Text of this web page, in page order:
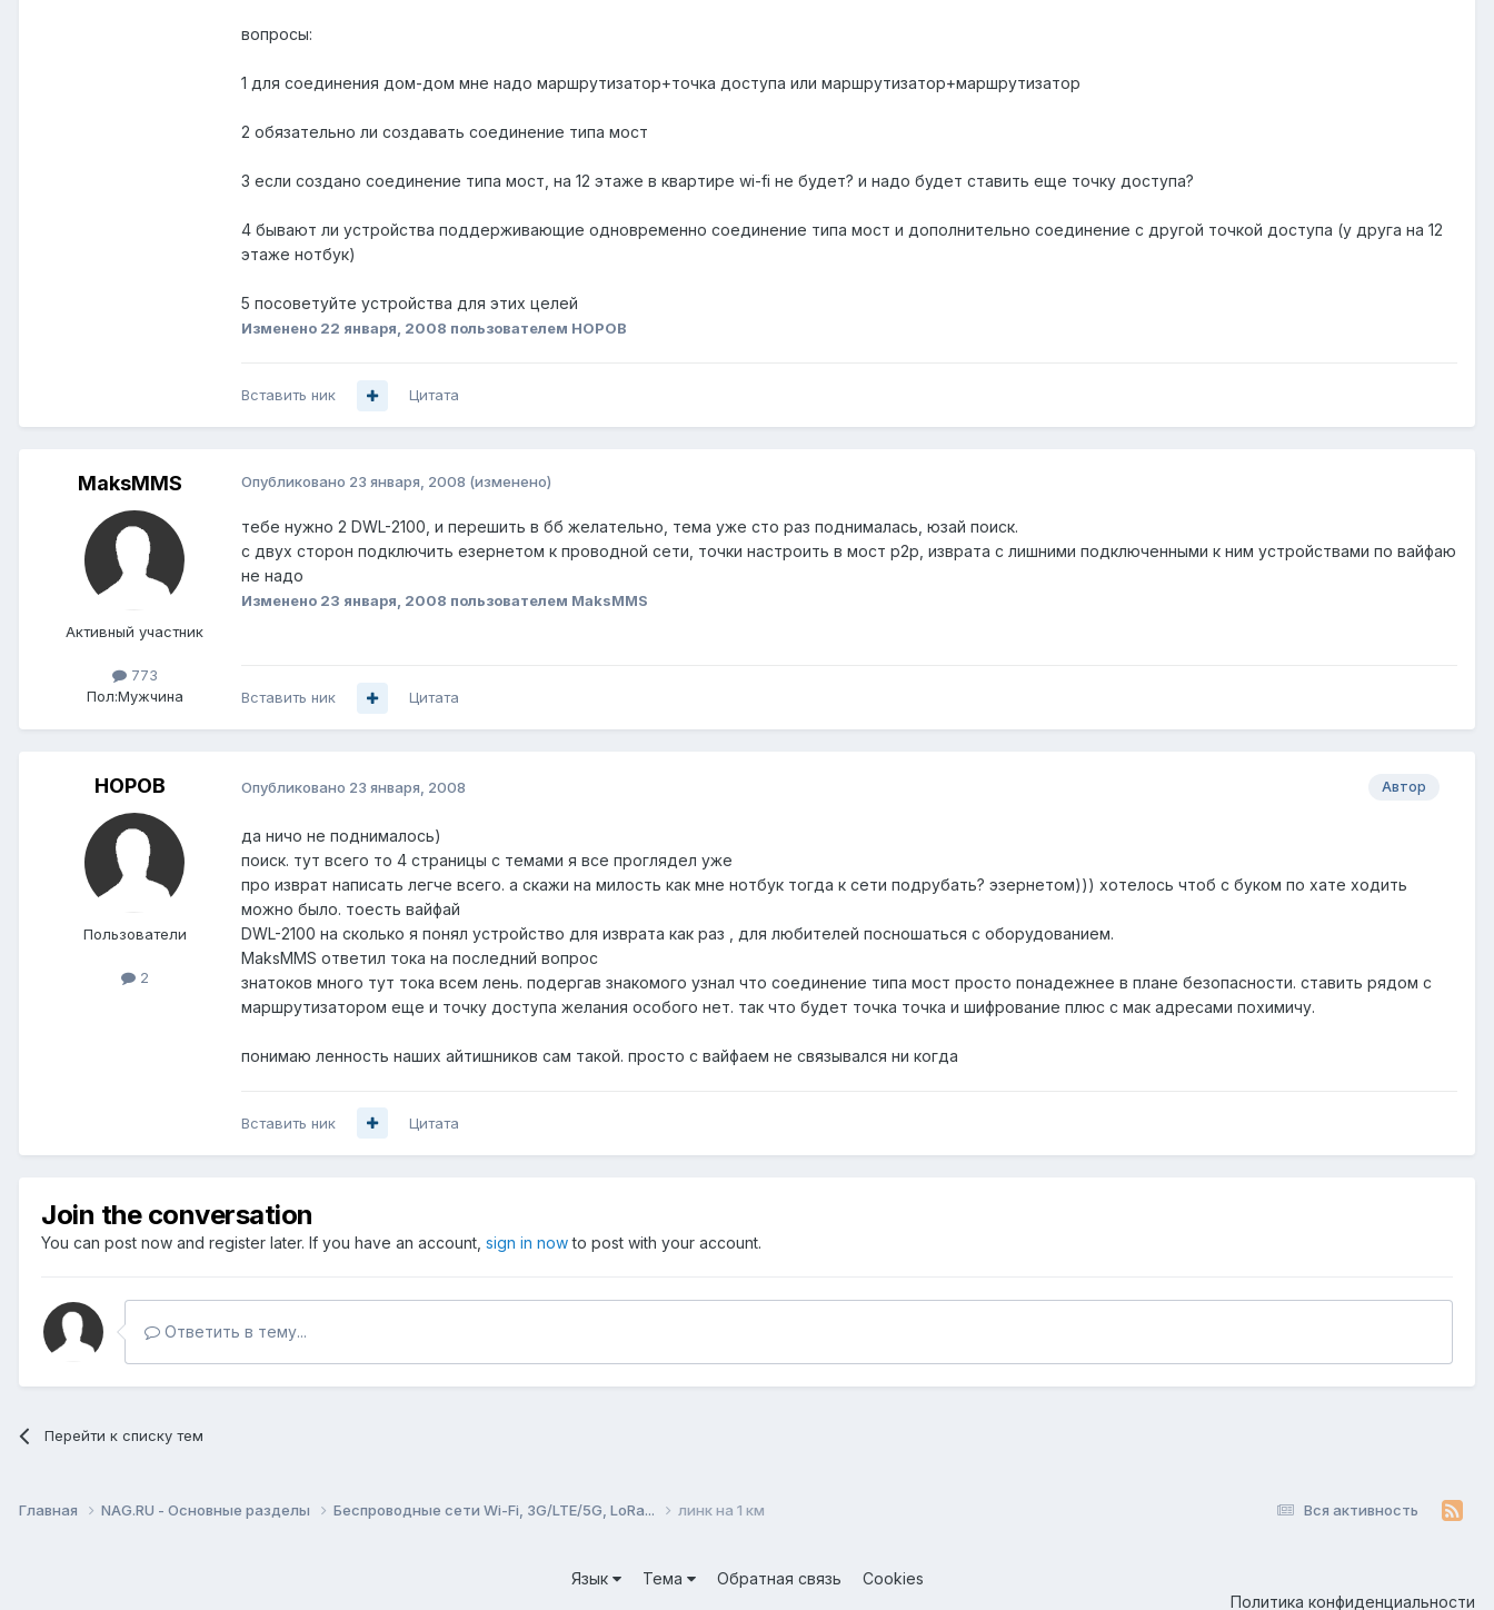
вопросы:
1 для соединения дом-дом мне надо маршрутизатор+точка доступа или маршрутизатор+маршрутизатор
2 обязательно ли создавать соединение типа мост
3 если создано соединение типа мост, на 12 этаже в квартире wi-fi не будет? и надо будет ставить еще точку доступа?
4 бывают ли устройства поддерживающие одновременно соединение типа мост и дополнительно соединение с другой точкой доступа (у друга на 12
этаже нотбук)
5 посоветуйте устройства для этих целей
Изменено 22 января, 2008 пользователем НОРОВ
Вставить ник Цитата
MaksMMS
Активный участник
773
Пол:Мужчина
Опубликовано 23 января, 2008 (изменено)
тебе нужно 2 DWL-2100, и перешить в бб желательно, тема уже сто раз поднималась, юзай поиск.
с двух сторон подключить езернетом к проводной сети, точки настроить в мост p2p, изврата с лишними подключенными к ним устройствами по вайфаю
не надо
Изменено 23 января, 2008 пользователем MaksMMS
Вставить ник Цитата
НОРОВ
Пользователи
2
Автор
Опубликовано 23 января, 2008
да ничо не поднималось)
поиск. тут всего то 4 страницы с темами я все проглядел уже
про изврат написать легче всего. а скажи на милость как мне нотбук тогда к сети подрубать? эзернетом))) хотелось чтоб с буком по хате ходить
можно было. тоесть вайфай
DWL-2100 на сколько я понял устройство для изврата как раз , для любителей посношаться с оборудованием.
MaksMMS ответил тока на последний вопрос
знатоков много тут тока всем лень. подергав знакомого узнал что соединение типа мост просто понадежнее в плане безопасности. ставить рядом с
маршрутизатором еще и точку доступа желания особого нет. так что будет точка точка и шифрование плюс с мак адресами похимичу.
понимаю ленность наших айтишников сам такой. просто с вайфаем не связывался ни когда
Вставить ник Цитата
Join the conversation
You can post now and register later. If you have an account, sign in nowto post with your account.
Ответить в тему...
Перейти к списку тем
Вся активность
Главная NAG.RU - Основные разделы Беспроводные сети Wi-Fi, 3G/LTE/5G, LoRa... линк на 1 км
Язык Тема Обратная связь
Cookies
Политика конфиденциальности